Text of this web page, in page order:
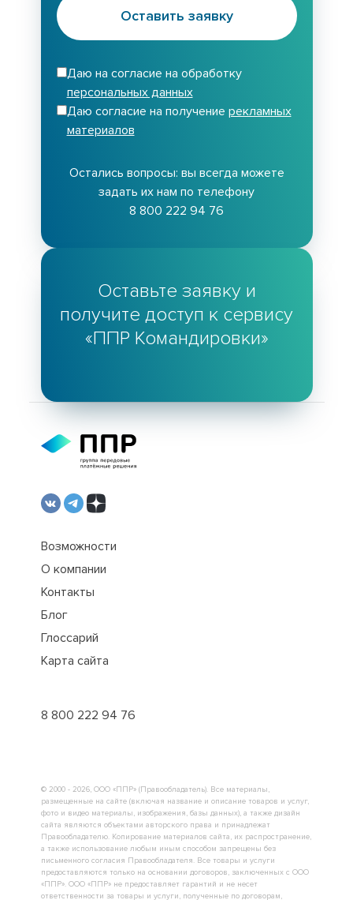
Оставить заявку
Даю на согласие на обработку
персональных данных
Даю согласие на получение рекламных
материалов
Остались вопросы: вы всегда можете
задать их нам по телефону
8 800 222 94 76
Оставьте заявку и
получите доступ к сервису
«ППР Командировки»
Возможности
О компании
Контакты
Блог
Глоссарий
Карта сайта
8 800 222 94 76
© 2000 - 2026, ООО «ППР» (Правообладатель). Все материалы,
размещенные на сайте (включая название и описание товаров и услуг,
фото и видео материалы, изображения, базы данных), а также дизайн
сайта являются объектами авторского права и принадлежат
Правообладателю. Копирование материалов сайта, их распространение,
а также использование любым иным способом запрещены без
письменного согласия Правообладателя. Все товары и услуги
предоставляются только на основании договоров, заключенных с ООО
«ППР». ООО «ППР» не предоставляет гарантий и не несет
ответственности за товары и услуги, полученные по договорам,